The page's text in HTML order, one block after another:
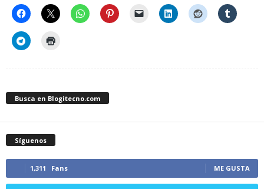
Busca en Blogitecno.com
Síguenos
1,311 Fans ME GUSTA